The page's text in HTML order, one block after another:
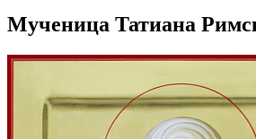
Мученица Татиана